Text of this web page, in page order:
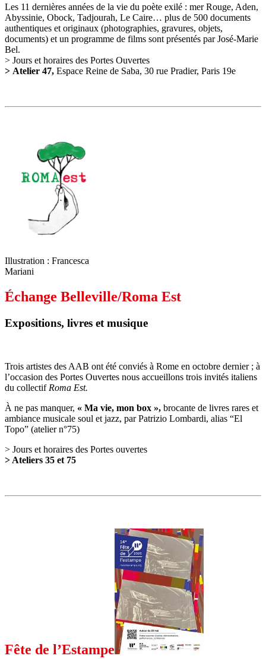
Les 11 dernières années de la vie du poète exilé : mer Rouge, Aden,
Abyssinie, Obock, Tadjourah, Le Caire… plus de 500 documents
authentiques et originaux (photographies, gravures, objets,
documents) et un programme de films sont présentés par José-Marie
Bel.
> Jours et horaires des Portes Ouvertes
> Atelier 47, Espace Reine de Saba, 30 rue Pradier, Paris 19e
Illustration : Francesca
Mariani
Échange Belleville/Roma Est
Expositions, livres et musique
Trois artistes des AAB ont été conviés à Rome en octobre dernier ; à
l’occasion des Portes Ouvertes nous accueillons trois invités italiens
du collectif Roma Est.
À ne pas manquer, « Ma vie, mon box », brocante de livres rares et
ambiance musicale soul et jazz, par Patrizio Lombardi, alias “El
Topo” (atelier n°75)
> Jours et horaires des Portes ouvertes
> Ateliers 35 et 75
Fête de l’Estampe